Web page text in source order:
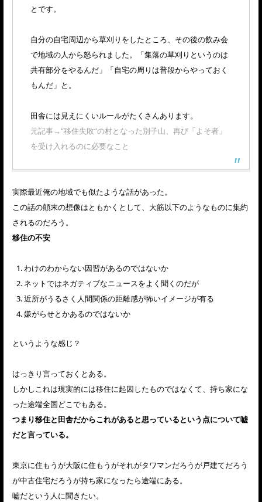
とです。
自分の自宅周辺から草刈りをしたところ、その後の飲み会
で地域の人から怒られました。「集落の草刈りというのは
共有部分をやるんだ」「自宅の周りは普段からやっておく
もんだ」と。
田舎には見えにくいルールがたくさんあります。
元記事→“移住失敗”の村となった別子山、再び「よそ者」
を受け入れるのに必要なこと
実際最近俺の地域でも似たような話があった。
この話の顛末の想像はともかくとして、大筋以下のようなものに集約
されるのだろう。
移住の不安
わけのわからない因習があるのではないか
ネットではネガティブなニュースをよく聞くのだが
近所がうるさく人間関係の距離感が怖いイメージが有る
嫌がらせとかあるのではないか
というような感じ？
はっきり言っておくとある。
しかしこれは現実的には移住に起因したものではなくて、持ち家にな
った途端全国どこでもある。
つまり移住と田舎だからこれがあると思っているという点について嘘
だと言っている。
東京に住もうが大阪に住もうがそれがタワマンだろうが戸建てだろう
が中古住宅だろうが持ち家になったら途端にある。
嘘だという人に聞きたい。